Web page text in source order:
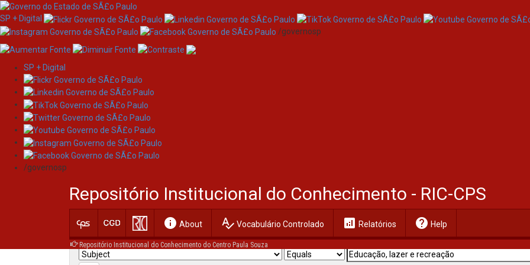
Skip
navigation
SP + Digital
/governosp
SP + Digital
/governosp
Repositório Institucional do Conhecimento - RIC-CPS
info About spellcheck Vocabulário Controlado analytics Relatórios help Help
Repositório Institucional do Conhecimento do Centro Paula Souza
Search
Current filters: